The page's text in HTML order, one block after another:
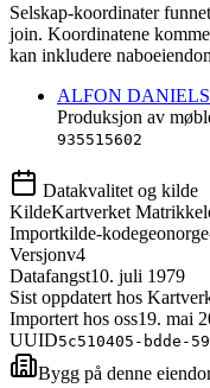
Selskap-koordinater
join. Koordinatene
kan inkludere
ALFON
Produksjon av
935515602
Datakvalitet og kilde
KildeKartverket
Importkilde-kode
Versjonv4
Datafangst10. juli 1979
Sist oppdatert hos
Importert hos oss19. mai
UUID5c510405-bdde-
Bygg på denne